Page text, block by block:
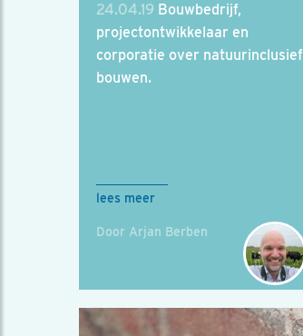
24.04.19 Bouwbedrijf,
projectontwikkelaar en
corporatie over natuurinclusief
bouwen.
lees meer
Door Arjan Berben